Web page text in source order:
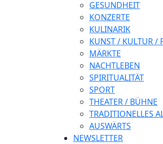
GESUNDHEIT
KONZERTE
KULINARIK
KUNST / KULTUR /
MÄRKTE
NACHTLEBEN
SPIRITUALITÄT
SPORT
THEATER / BÜHNE
TRADITIONELLES
AUSWÄRTS
NEWSLETTER